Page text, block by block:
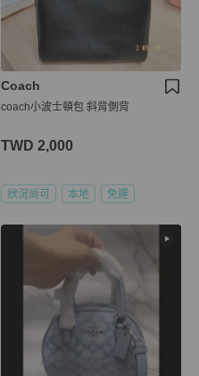
Coach
coach小波士頓包 斜背側背
TWD 2,000
狀況尚可 本地 免運